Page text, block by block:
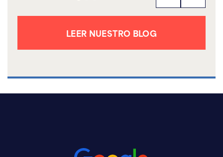
LEER NUESTRO BLOG